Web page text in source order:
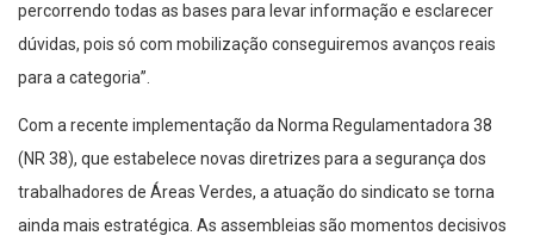
percorrendo todas as bases para levar informação e esclarecer
dúvidas, pois só com mobilização conseguiremos avanços reais
para a categoria”.
Com a recente implementação da Norma Regulamentadora 38
(NR 38), que estabelece novas diretrizes para a segurança dos
trabalhadores de Áreas Verdes, a atuação do sindicato se torna
ainda mais estratégica. As assembleias são momentos decisivos